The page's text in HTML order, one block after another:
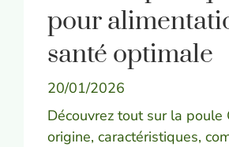
pour
santé optimale
20/01/2026
Découvrez tout sur la poule
origine, caractéristiques,